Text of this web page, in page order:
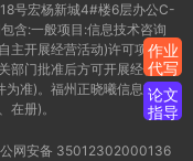
号宏杨新城4#楼6层办公C-
含:一般项目:信息技术咨询
主开展经营活动)许可项目:
部门批准后方可开展经营活
为准)。福州正晓曦信息技术
在册)。
网安备 35012302000136
作业
代写
论文
指导